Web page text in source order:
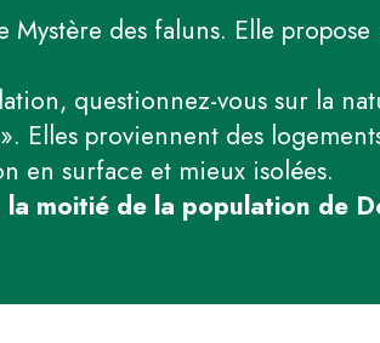
Mystère des faluns. Elle
questionnez-vous sur la
Elles proviennent des
en surface et mieux isolées.
la moitié de la population de